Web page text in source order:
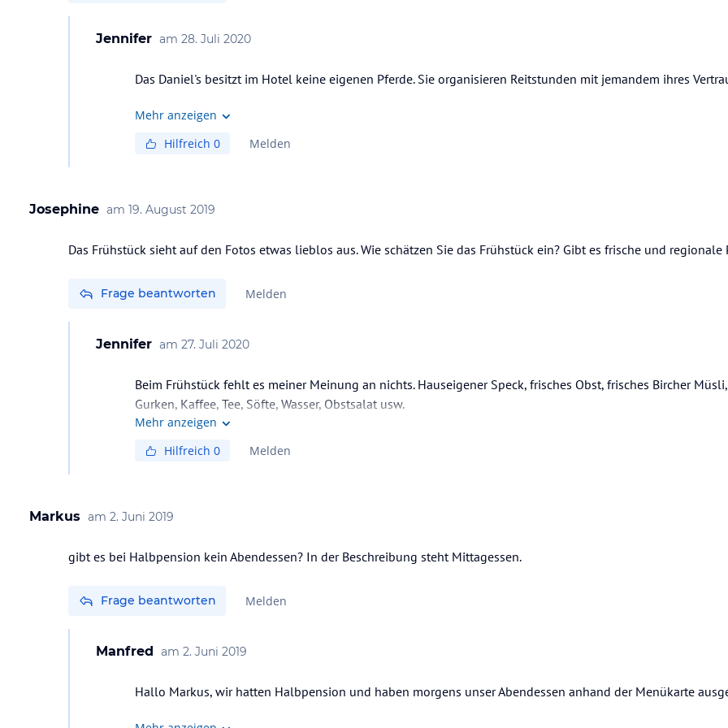
Jennifer am 28. Juli 2020
Das Daniel's besitzt im Hotel keine eigenen Pferde. Sie organisieren Reitstunden mit jemandem ihres
Mehr anzeigen
Hilfreich 0 Melden
Josephine am 19. August 2019
Das Frühstück sieht auf den Fotos etwas lieblos aus. Wie schätzen Sie das Frühstück ein? Gibt es frische und regionale
Frage beantworten Melden
Jennifer am 27. Juli 2020
Beim Frühstück fehlt es meiner Meinung an nichts. Hauseigener Speck, frisches Obst, frisches Bircher
Gurken, Kaffee, Tee, Söfte, Wasser, Obstsalat usw.
Mehr anzeigen
Hilfreich 0 Melden
Markus am 2. Juni 2019
gibt es bei Halbpension kein Abendessen? In der Beschreibung steht Mittagessen.
Frage beantworten Melden
Manfred am 2. Juni 2019
Hallo Markus, wir hatten Halbpension und haben morgens unser Abendessen anhand der Menükarte